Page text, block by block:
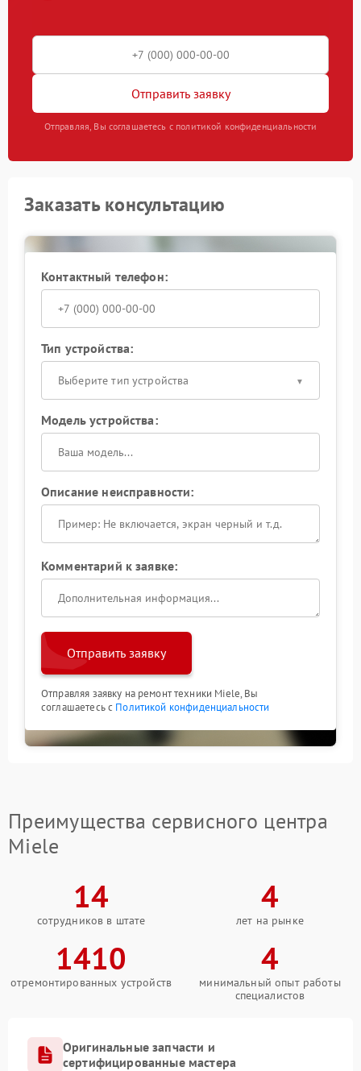
Отправить заявку
Отправляя, Вы соглашаетесь с политикой конфиденциальности
Заказать консультацию
Контактный телефон:
Тип устройства:
Выберите тип устройства
Модель устройства:
Описание неисправности:
Комментарий к заявке:
Отправить заявку
Отправляя заявку на ремонт техники Miele, Вы
соглашаетесь с Политикой конфиденциальности
Преимущества сервисного центра
Miele
14
сотрудников в штате
4
лет на рынке
1410
отремонтированных устройств
4
минимальный опыт работы
специалистов
Оригинальные запчасти и
сертифицированные мастера